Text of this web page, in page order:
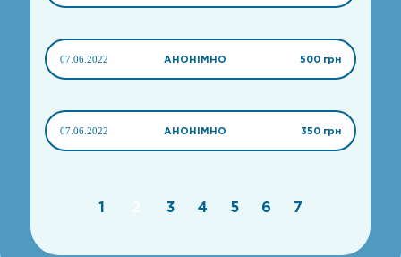
07.06.2022 АНОНІМНО 500 грн
07.06.2022 АНОНІМНО 350 грн
1 3 4 5 6 7